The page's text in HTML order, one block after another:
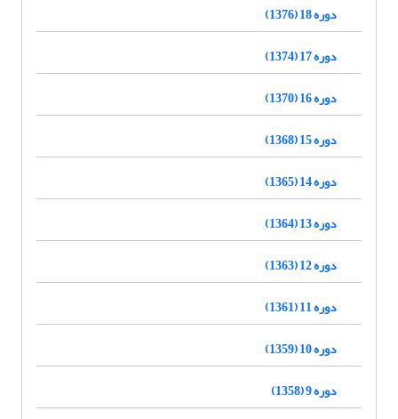
دوره 18 (1376)
دوره 17 (1374)
دوره 16 (1370)
دوره 15 (1368)
دوره 14 (1365)
دوره 13 (1364)
دوره 12 (1363)
دوره 11 (1361)
دوره 10 (1359)
دوره 9 (1358)